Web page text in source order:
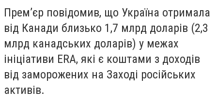
Прем’єр повідомив, що Україна отримала
від Канади близько 1,7 млрд доларів (2,3
млрд канадських доларів) у межах
ініціативи ERA, які є коштами з доходів
від заморожених на Заході російських
активів.